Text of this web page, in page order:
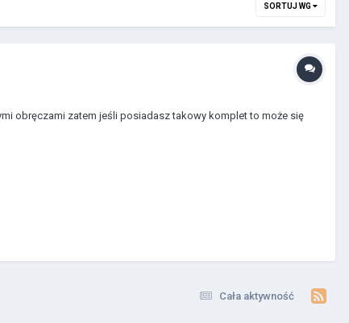
SORTUJ WG
obręczami zatem jeśli posiadasz takowy komplet to może się
Cała aktywność